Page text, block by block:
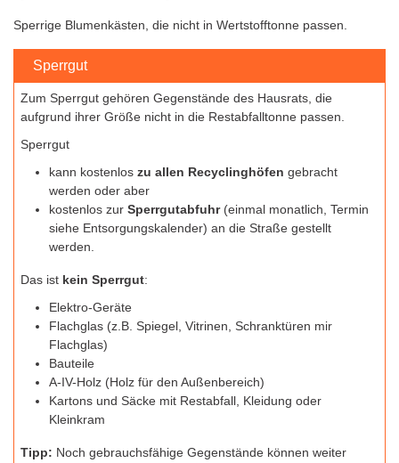
Sperrige Blumenkästen, die nicht in Wertstofftonne passen.
Sperrgut
Zum Sperrgut gehören Gegenstände des Hausrats, die
aufgrund ihrer Größe nicht in die Restabfalltonne passen.
Sperrgut
kann kostenlos zu allen Recyclinghöfen gebracht
werden oder aber
kostenlos zur Sperrgutabfuhr(einmal monatlich, Termin
siehe Entsorgungskalender) an die Straße gestellt
werden.
Das ist kein Sperrgut:
Elektro-Geräte
Flachglas (z.B. Spiegel, Vitrinen, Schranktüren mir
Flachglas)
Bauteile
A-IV-Holz (Holz für den Außenbereich)
Kartons und Säcke mit Restabfall, Kleidung oder
Kleinkram
Tipp: Noch gebrauchsfähige Gegenstände können weiter